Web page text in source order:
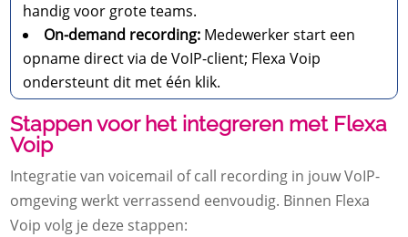
handig voor grote teams.
On-demand recording: Medewerker start een
opname direct via de VoIP-client; Flexa Voip
ondersteunt dit met één klik.
Stappen voor het integreren met Flexa
Voip
Integratie van voicemail of call recording in jouw VoIP-
omgeving werkt verrassend eenvoudig. Binnen Flexa
Voip volg je deze stappen: